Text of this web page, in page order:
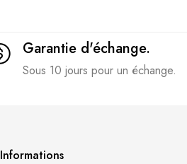
Garantie d'échange.
Sous 10 jours pour un échange.
Informations